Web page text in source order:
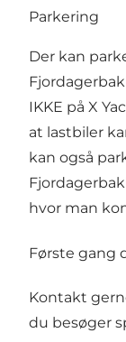
Parkering
Der kan
IKKE på X
at lastbiler
kan også
hvor man
Første gang
Kontakt
du besøger